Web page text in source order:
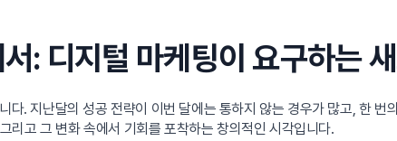
: 디지털 마케팅이 요구하는
다. 지난달의 성공 전략이 이번 달에는 통하지 않는 경우가 많고, 한
리고 그 변화 속에서 기회를 포착하는 창의적인 시각입니다.